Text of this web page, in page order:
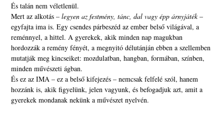
És talán nem véletlenül.
Mert az alkotás –legyen az festmény, tánc, dal vagy épp árnyjáték–
egyfajta ima is. Egy csendes párbeszéd az ember belső világával, a
reménnyel, a hittel. A gyerekek, akik minden nap magukban
hordozzák a remény fényét, a megnyitó délutánján ebben a szellemben
mutatják meg kincseiket: mozdulatban, hangban, formában, színben,
minden művészeti ágban.
És ez az IMA – ez a belső kifejezés – nemcsak felfelé szól, hanem
hozzánk is, akik figyelünk, jelen vagyunk, és befogadjuk azt, amit a
gyerekek mondanak nekünk a művészet nyelvén.